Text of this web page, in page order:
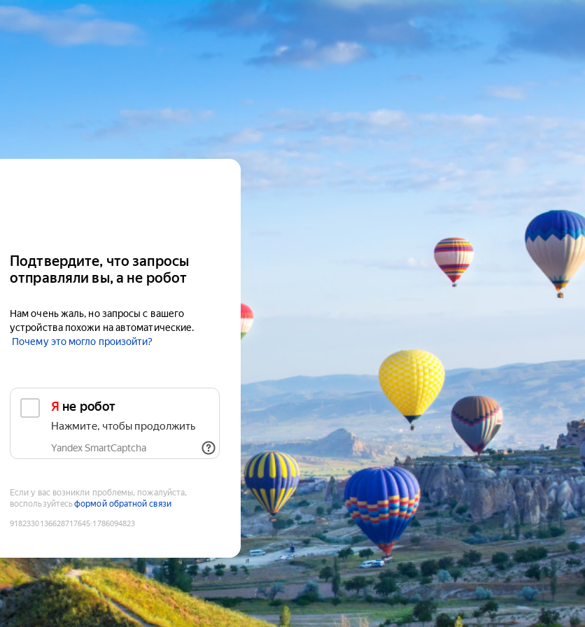
Подтвердите, что запросы
отправляли вы, а не робот
Нам очень жаль, но запросы с вашего
устройства похожи на автоматические.
Почему это могло произойти?
Я не робот
Нажмите, чтобы продолжить
Yandex SmartCaptcha
Если у вас возникли проблемы, пожалуйста,
воспользуйтесьформой обратной связи
9182330136628717645:1786094823